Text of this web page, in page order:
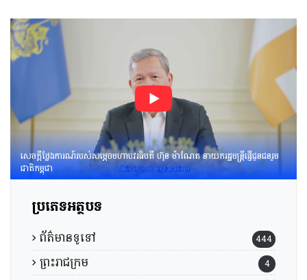
ប្រធានក្រុមទី២នៃក្រុមប្រឹក្សាអ្នក
ច្បាប់ និងឯកឧត្ដម នៅ ប៉ោនន័រ
អនុប្រធាននិងជាប្រធាន
ក្រុមទី១នៃក្រុមប្រឹក្សាសេដ្ឋកិច្ច
សង្គមកិច្ច និងវប្បធម៌ ដើម្បីពិនិត្យ
និងពិភាក្សាលើ​«សេចក្ដីព្រាង
អនុក្រឹត្យស្ដីពី​ការគ្រប់គ្រង
អាកាសយានគ្មាន
មនុស្សបើក(ដ្រូន)»។
សេចក្តីថ្លែងការណ៍របស់សម្តេចមហាបវរធិបតី ហ៊ុន ម៉ាណែត នាយករដ្ឋមន្រ្តីផ្ញើជូនជនរួម
ជាតិកម្ពុជា
ប្រភេទអត្ថបទ
ព័ត៌មានទូទៅ 444
ព្រះរាជក្រម 4